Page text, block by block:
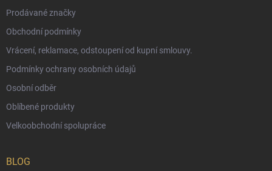
Prodávané značky
Obchodní podmínky
Vrácení, reklamace, odstoupení od kupní smlouvy.
Podmínky ochrany osobních údajů
Osobní odběr
Oblíbené produkty
Velkoobchodní spolupráce
BLOG